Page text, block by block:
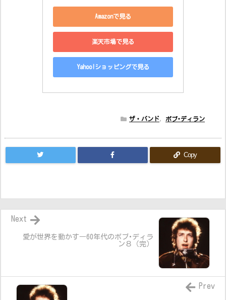
Amazonで見る
楽天市場で見る
Yahoo!ショッピングで見る
ザ・バンド, ボブ･ディラン
Copy
愛が世界を動かす―60年代のボブ･ディラ
ン８（完）
Next
Prev